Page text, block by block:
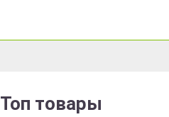
Топ товары